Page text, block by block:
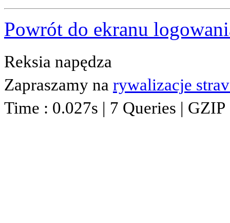
Powrót do ekranu
Reksia napędza
Zapraszamy na rywalizacje
Time : 0.027s | 7 Queries |